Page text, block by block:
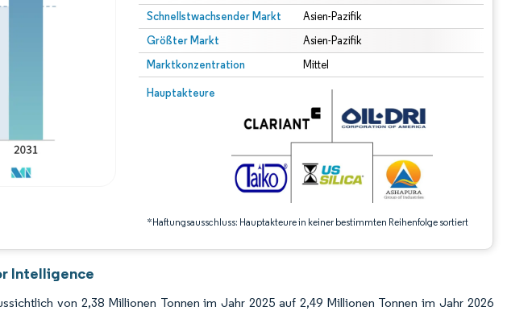
Schnellstwachsender Markt Asien-Pazifik
Größter Markt Asien-Pazifik
Marktkonzentration Mittel
Hauptakteure
*Haftungsausschluss: Hauptakteure in keiner bestimmten Reihenfolge sortiert
Bild © Mordor Intelligence. Wiederverwendung erfordert Namensnennung gemäß CC BY 4.0.
Wiederverwendung erfordert Namensnennung gemäß CC BY 4.0.
Intelligence
von 2,38 Millionen Tonnen im Jahr 2025 auf 2,49 Millionen Tonnen im Jahr 2026